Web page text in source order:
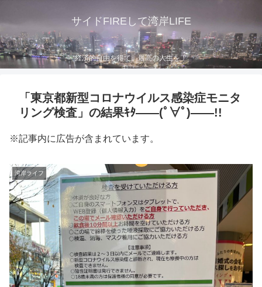
サイドFIREして湾岸LIFE
経済的自由を得て、最高の人生を！
「東京都新型コロナウイルス感染症モニタ
リング検査」の結果ｷﾀ――(ﾟ∀ﾟ)――!!
※記事内に広告が含まれています。
湾岸ライフ